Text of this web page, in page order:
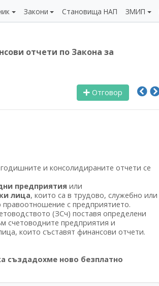
Закони Становища НАП ЗМИП
отчети по Закона за
Отговор
и консолидираните отчети се
предприятия или
лица, които са в трудово, служебно или
правоотношение с предприятието.
(ЗСч) поставя определени
счетоводните предприятия и
които съставят финансови отчети.
създадохме ново безплатно